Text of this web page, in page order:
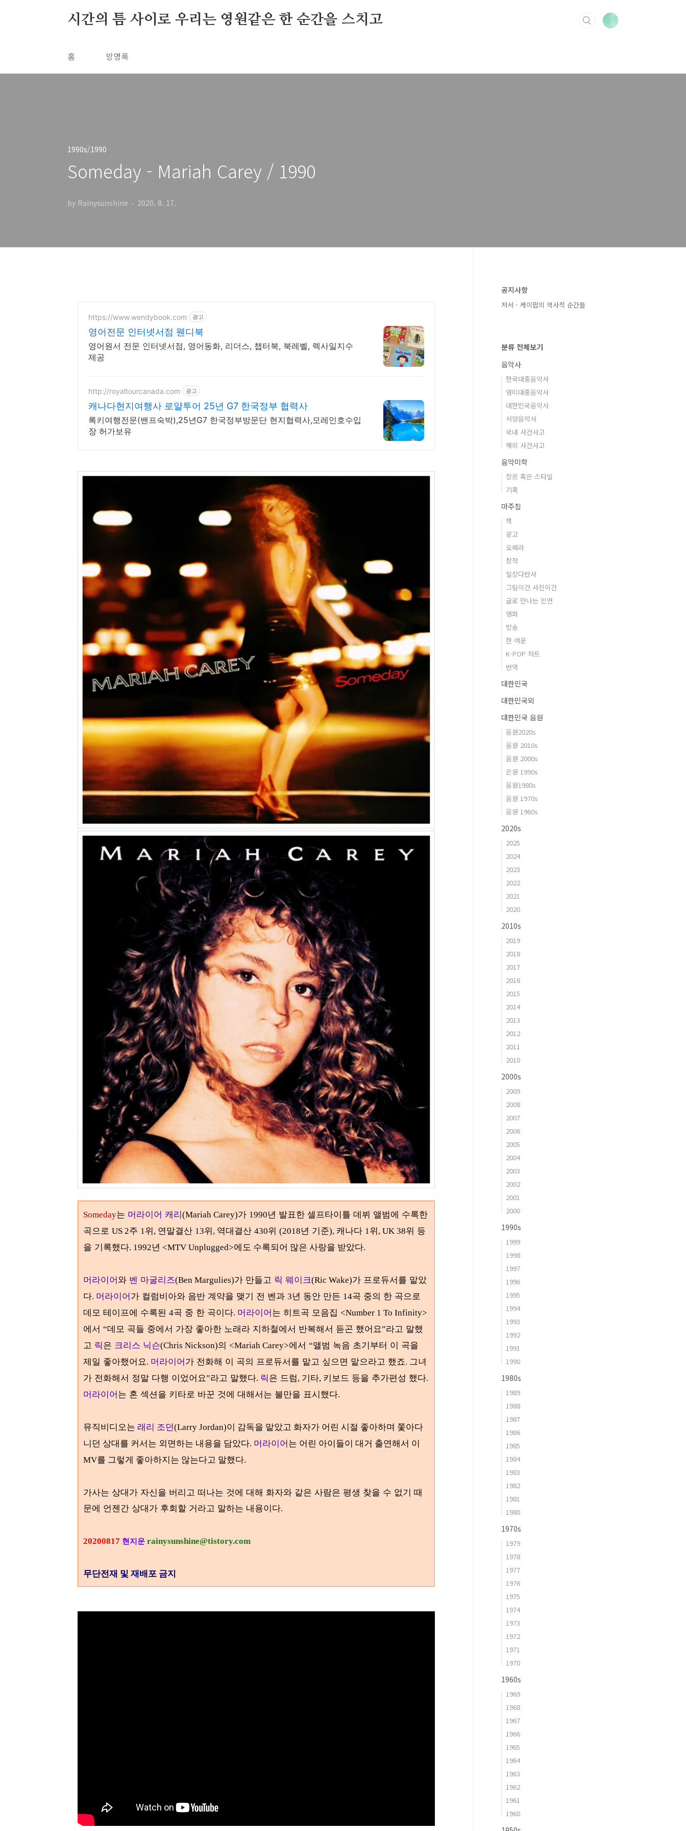
시간의 틈 사이로 우리는 영원같은 한 순간을 스치고
홈 방명록
1990s/1990
Someday - Mariah Carey / 1990
by Rainysunshine 2020. 8. 17.
https://www.wendybook.com 광고
영어전문 인터넷서점 웬디북
영어원서 전문 인터넷서점, 영어동화, 리더스, 챕터북, 북레벨, 렉사일지수
제공
http://royaltourcanada.com 광고
캐나다현지여행사 로얄투어 25년 G7 한국정부 협력사
록키여행전문(밴프숙박),25년G7 한국정부방문단 현지협력사,모레인호수입
장 허가보유
Someday는 머라이어 캐리(Mariah Carey)가 1990년 발표한 셀프타이틀 데뷔 앨범에 수록한
곡으로 US 2주 1위, 연말결산 13위, 역대결산 430위 (2018년 기준), 캐나다 1위, UK 38위 등
을 기록했다. 1992년 <MTV Unplugged>에도 수록되어 많은 사랑을 받았다.
머라이어와 벤 마굴리즈(Ben Margulies)가 만들고 릭 웨이크(Ric Wake)가 프로듀서를 맡았
다. 머라이어가 컬럼비아와 음반 계약을 맺기 전 벤과 3년 동안 만든 14곡 중의 한 곡으로
데모 테이프에 수록된 4곡 중 한 곡이다. 머라이어는 히트곡 모음집 <Number 1 To Infinity>
에서 “데모 곡들 중에서 가장 좋아한 노래라 지하철에서 반복해서 듣곤 했어요”라고 말했
고 릭은 크리스 닉슨(Chris Nickson)의 <Mariah Carey>에서 “앨범 녹음 초기부터 이 곡을
제일 좋아했어요. 머라이어가 전화해 이 곡의 프로듀서를 맡고 싶으면 맡으라고 했죠. 그녀
가 전화해서 정말 다행 이었어요”라고 말했다. 릭은 드럼, 기타, 키보드 등을 추가편성 했다.
머라이어는 혼 섹션을 키타로 바꾼 것에 대해서는 불만을 표시했다.
뮤직비디오는 래리 조던(Larry Jordan)이 감독을 맡았고 화자가 어린 시절 좋아하며 쫓아다
니던 상대를 커서는 외면하는 내용을 담았다. 머라이어 는 어린 아이들이 대거 출연해서 이
MV를 그렇게 좋아하지는 않는다고 말했다.
가사는 상대가 자신을 버리고 떠나는 것에 대해 화자와 같은 사람은 평생 찾을 수 없기 때
문에 언젠간 상대가 후회할 거라고 말하는 내용이다.
20200817 현지운 rainysunshine@tistory.com
무단전재 및 재배포 금지
공지사항
저서 - 케이팝의 역사적 순간들
분류 전체보기
음악사
한국대중음악사
영미대중음악사
대한민국음악사
서양음악사
국내 사건사고
해외 사건사고
음악미학
장르 혹은 스타일
기획
마주침
책
광고
오페라
창작
일상다반사
그림이건 사진이건
글로 만나는 인연
영화
방송
한 여운
K-POP 차트
번역
대한민국
대한민국외
대한민국 음원
음원2020s
음원 2010s
음원 2000s
은원 1990s
음원1980s
음원 1970s
음원 1960s
2020s
2025
2024
2023
2022
2021
2020
2010s
2019
2018
2017
2016
2015
2014
2013
2012
2011
2010
2000s
2009
2008
2007
2006
2005
2004
2003
2002
2001
2000
1990s
1999
1998
1997
1996
1995
1994
1993
1992
1991
1990
1980s
1989
1988
1987
1986
1985
1984
1983
1982
1981
1980
1970s
1979
1978
1977
1976
1975
1974
1973
1972
1971
1970
1960s
1969
1968
1967
1966
1965
1964
1963
1962
1961
1960